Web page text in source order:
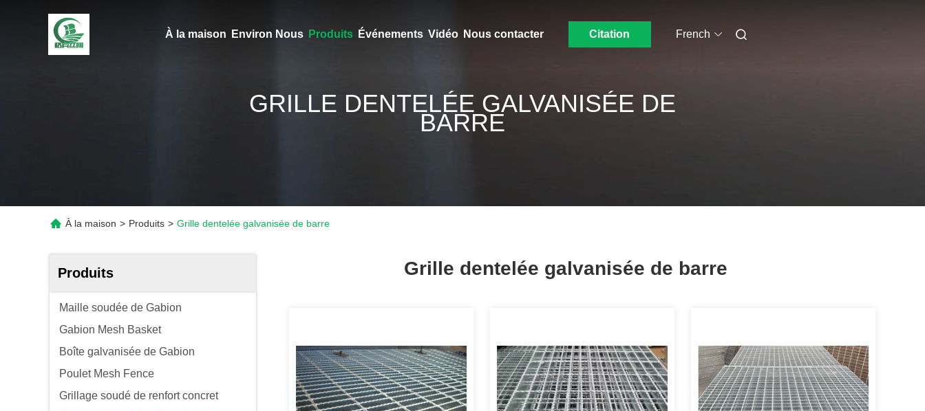
À la maison Environ Nous Produits Événements Vidéo Nous contacter Citation French
GRILLE DENTELÉE GALVANISÉE DE
BARRE
À la maison > Produits > Grille dentelée galvanisée de barre
Produits
Maille soudée de Gabion
Gabion Mesh Basket
Boîte galvanisée de Gabion
Poulet Mesh Fence
Grillage soudé de renfort concret
Grille dentelée galvanisée de barre